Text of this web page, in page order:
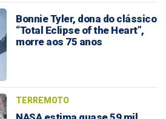
Bonnie Tyler, dona do clássico
“Total Eclipse of the Heart”,
morre aos 75 anos
TERREMOTO